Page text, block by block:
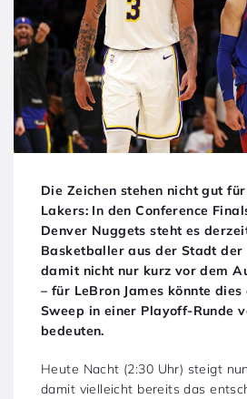
Die Zeichen stehen nicht gut
Lakers: In den Conference
Denver Nuggets steht es
Basketballer aus der Stadt der
damit nicht nur kurz vor dem
– für LeBron James könnte
Sweep in einer Playoff-Runde
bedeuten.
Heute Nacht (2:30 Uhr) steigt
damit vielleicht bereits das